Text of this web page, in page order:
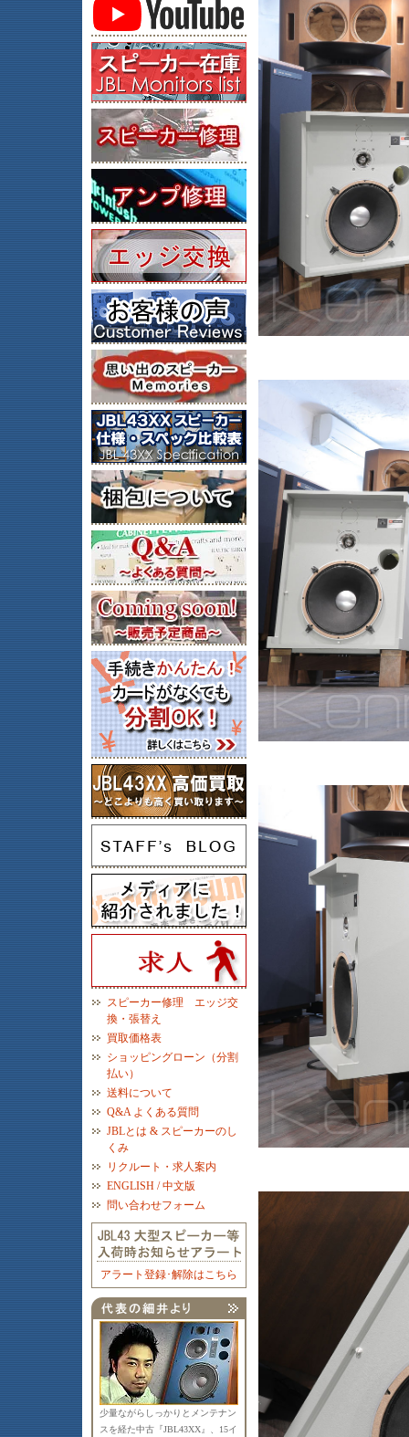
スピーカー修理 エッジ交
換・張替え
買取価格表
ショッピングローン（分割
払い）
送料について
Q&A よくある質問
JBLとは & スピーカーのし
くみ
リクルート・求人案内
ENGLISH / 中文版
問い合わせフォーム
アラート登録･解除はこちら
少量ながらしっかりとメンテナン
スを経た中古『JBL43XX』、15イ